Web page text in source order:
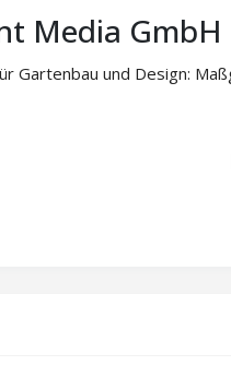
Media GmbH
Gartenbau und Design: